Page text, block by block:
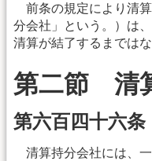
前条の規定により清
分会社」という。）は
清算が結了するまでは
第二節 清
第六百四十六条
清算持分会社には、